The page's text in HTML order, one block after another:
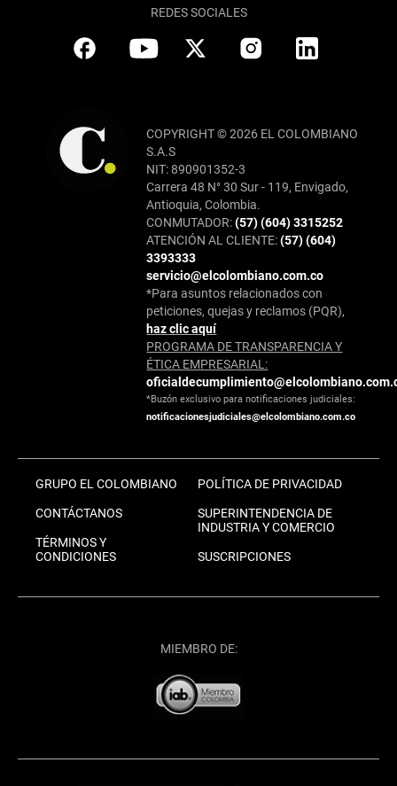
REDES SOCIALES
COPYRIGHT © 2026 EL COLOMBIANO
S.A.S
NIT: 890901352-3
Carrera 48 N° 30 Sur - 119, Envigado,
Antioquia, Colombia.
CONMUTADOR:(57) (604) 3315252
ATENCIÓN AL CLIENTE:(57) (604)
3393333
servicio@elcolombiano.com.co
*Para asuntos relacionados con
peticiones, quejas y reclamos (PQR),
haz clic aquí
PROGRAMA DE TRANSPARENCIA Y
ÉTICA EMPRESARIAL:
*Buzón exclusivo para notificaciones judiciales:
notificacionesjudiciales@elcolombiano.com.co
GRUPO EL COLOMBIANO
CONTÁCTANOS
TÉRMINOS Y
CONDICIONES
POLÍTICA DE PRIVACIDAD
SUPERINTENDENCIA DE
INDUSTRIA Y COMERCIO
SUSCRIPCIONES
MIEMBRO DE: